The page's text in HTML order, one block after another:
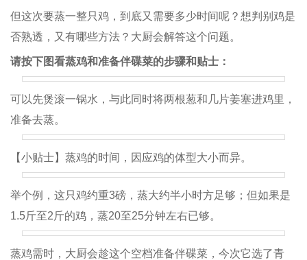
但这次要蒸一整只鸡，到底又需要多少时间呢？想判别鸡是
否熟透，又有哪些方法？大厨会解答这个问题。
请按下图看蒸鸡和准备伴碟菜的步骤和贴士：
可以先煲滚一锅水，与此同时将两根葱和几片姜塞进鸡里，
准备去蒸。
【小贴士】蒸鸡的时间，因应鸡的体型大小而异。
举个例，这只鸡约重3磅，蒸大约半小时方足够；但如果是
1.5斤至2斤的鸡，蒸20至25分钟左右已够。
蒸鸡需时，大厨会趁这个空档准备伴碟菜，今次它选了青